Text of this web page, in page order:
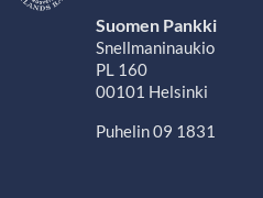
Suomen Pankki
Snellmaninaukio
PL 160
00101 Helsinki
Puhelin 09 1831